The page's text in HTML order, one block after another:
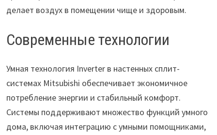
делает воздух в помещении чище и здоровым.
Современные технологии
Умная технология Inverter в настенных сплит-
системах Mitsubishi обеспечивает экономичное
потребление энергии и стабильный комфорт.
Системы поддерживают множество функций умного
дома, включая интеграцию с умными помощниками,